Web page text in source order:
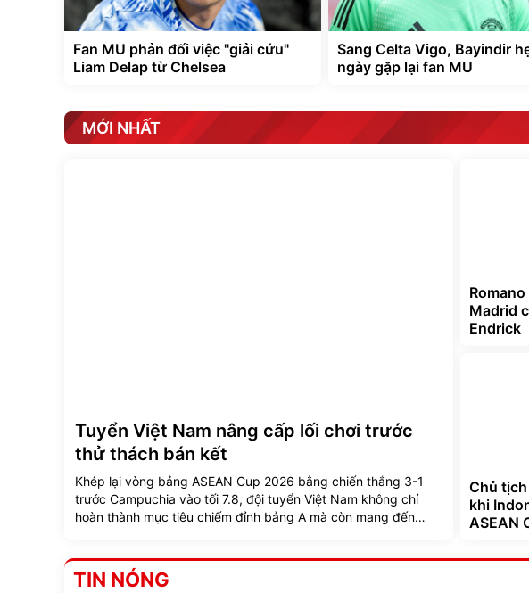
Fan MU phản đối việc "giải cứu"
Liam Delap từ Chelsea
Sang Celta Vigo, Bayindir
ngày gặp lại fan MU
MỚI NHẤT
Tuyển Việt Nam nâng cấp lối chơi trước
thử thách bán kết
Khép lại vòng bảng ASEAN Cup 2026 bằng chiến thắng 3-1
trước Campuchia vào tối 7.8, đội tuyển Việt Nam không chỉ
hoàn thành mục tiêu chiếm đỉnh bảng A mà còn mang đến
Madrid
Endrick
Chủ tịch
khi
ASEAN
TIN NÓNG